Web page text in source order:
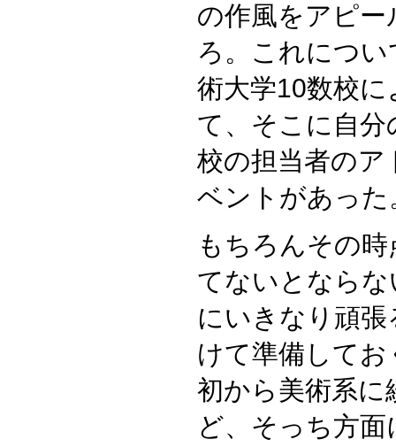
の作風をアピ
ろ。これにつ
術大学10数校
て、そこに自
校の担当者の
ベントがあった
もちろんその
てないとなら
にいきなり頑
けて準備して
初から美術系
ど、そっち方